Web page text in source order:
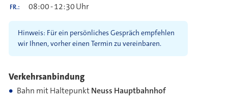
FR. 08:00-12:30Uhr
Hinweis: Für ein persönliches Gespräch empfehlen
wir Ihnen, vorher einen Termin zu vereinbaren.
Verkehrsanbindung
Bahn mit HaltepunktNeuss Hauptbahnhof